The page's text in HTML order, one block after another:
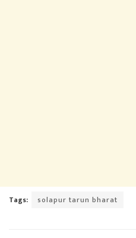
Tags: solapur tarun bharat